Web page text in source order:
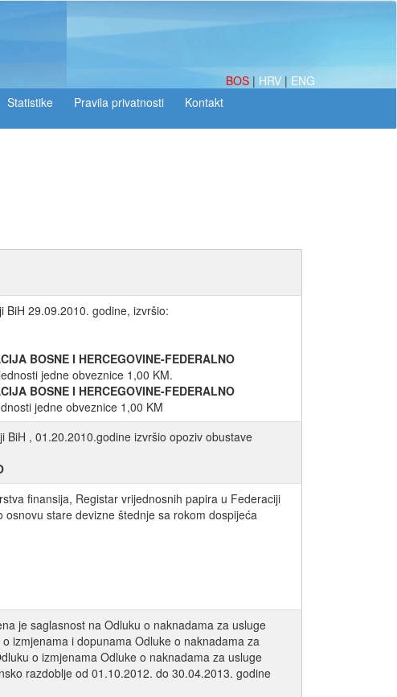
BOS | HRV | ENG
Statistike
29.09.2010. godine, izvršio:
BOSNE I HERCEGOVINE-FEDERALNO
jedne obveznice 1,00 KM.
BOSNE I HERCEGOVINE-FEDERALNO
jedne obveznice 1,00 KM
, 01.20.2010.godine izvršio opoziv obustave
finansija, Registar vrijednosnih papira u Federaciji
stare devizne štednje sa rokom dospijeća
je saglasnost na Odluku o naknadama za usluge
izmjenama i dopunama Odluke o naknadama za
o izmjenama Odluke o naknadama za usluge
razdoblje od 01.10.2012. do 30.04.2013. godine